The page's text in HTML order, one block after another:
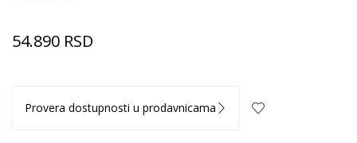
54.890 RSD
Provera dostupnosti u prodavnicama